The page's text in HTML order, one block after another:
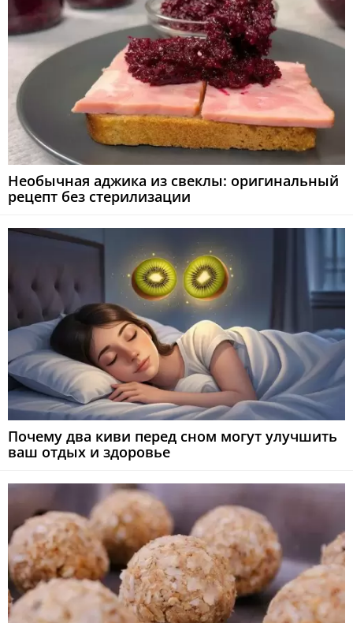
Необычная аджика из свеклы: оригинальный
рецепт без стерилизации
Почему два киви перед сном могут улучшить
ваш отдых и здоровье